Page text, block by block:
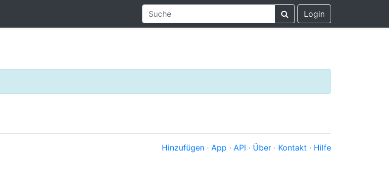
Login
Hinzufügen · App · API · Über · Kontakt · Hilfe